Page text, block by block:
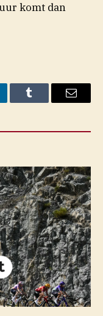
komt dan
Tumblr Email